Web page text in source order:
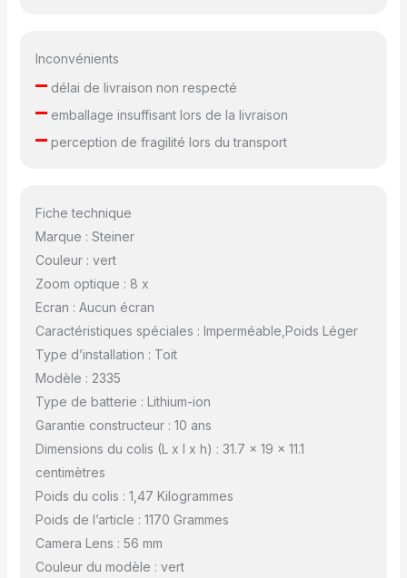
Inconvénients
– délai de livraison non respecté
– emballage insuffisant lors de la livraison
– perception de fragilité lors du transport
Fiche technique
Marque : Steiner
Couleur : vert
Zoom optique : 8 x
Ecran : Aucun écran
Caractéristiques spéciales : Imperméable,Poids Léger
Type d’installation : Toit
Modèle : 2335
Type de batterie : Lithium-ion
Garantie constructeur : 10 ans
Dimensions du colis (L x l x h) : 31.7 x 19 x 11.1
centimètres
Poids du colis : 1,47 Kilogrammes
Poids de l’article : 1170 Grammes
Camera Lens : 56 mm
Couleur du modèle : vert